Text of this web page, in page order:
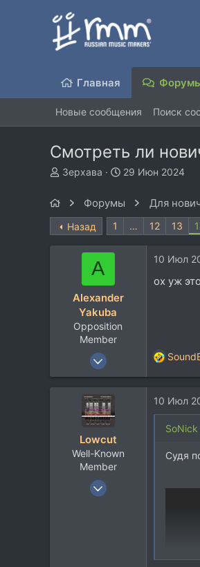
Главная
Новые сообщения Поиск
Смотреть ли
А
р
т
Зерхава
Д
а
а
29 Июн 2024
Форумы Для
Назад 1 … 12 13
A
Alexander
Yakuba
Opposition
Member
31 Мар 2008
Пенза
vk.com
10 Июл
ох уж
Р
е
к
ц
Lowcut
Well-Known
Member
19 Апр 2017
10 Июл
Судя